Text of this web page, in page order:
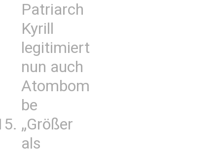
Patriarch
Kyrill
legitimiert
nun auch
Atombom
be
„Größer
als